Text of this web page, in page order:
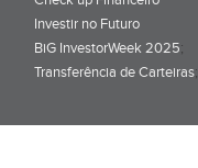
Investir no Futuro
BiG InvestorWeek 2025;
Transferência de Carteiras;